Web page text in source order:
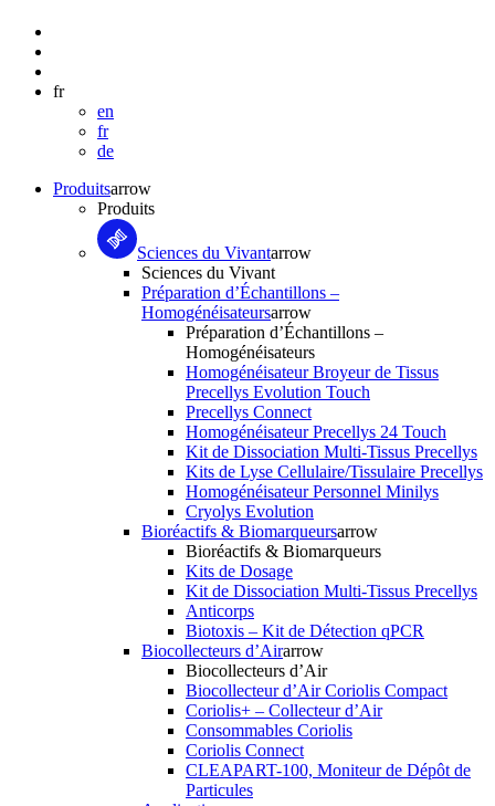
fr
en
fr
de
Produitsarrow
Produits
Sciences du Vivantarrow
Sciences du Vivant
Préparation d’Échantillons –
Homogénéisateursarrow
Préparation d’Échantillons –
Homogénéisateurs
Homogénéisateur Broyeur de Tissus
Precellys Evolution Touch
Precellys Connect
Homogénéisateur Precellys 24 Touch
Kit de Dissociation Multi-Tissus Precellys
Kits de Lyse Cellulaire/Tissulaire Precellys
Homogénéisateur Personnel Minilys
Cryolys Evolution
Bioréactifs & Biomarqueursarrow
Bioréactifs & Biomarqueurs
Kits de Dosage
Kit de Dissociation Multi-Tissus Precellys
Anticorps
Biotoxis – Kit de Détection qPCR
Biocollecteurs d’Airarrow
Biocollecteurs d’Air
Biocollecteur d’Air Coriolis Compact
Coriolis+ – Collecteur d’Air
Consommables Coriolis
Coriolis Connect
CLEAPART-100, Moniteur de Dépôt de
Particules